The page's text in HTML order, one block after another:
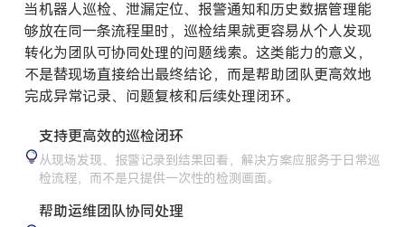
当机器人巡检、泄漏定位、报警通知和历史数据管理能
够放在同一条流程里时，巡检结果就更容易从个人发现
转化为团队可协同处理的问题线索。这类能力的意义，
不是替现场直接给出最终结论，而是帮助团队更高效地
完成异常记录、问题复核和后续处理闭环。
支持更高效的巡检闭环
从现场发现、报警记录到结果回看，解决方案应服务于日常巡
检流程，而不是只提供一次性的检测画面。
帮助运维团队协同处理